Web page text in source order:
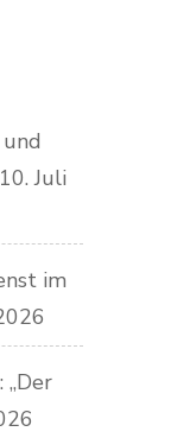
10. Juli
im
„Der